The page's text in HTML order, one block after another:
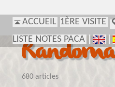
ACCUEIL 1ÈRE VISITE
LISTE NOTES PACA
680 articles